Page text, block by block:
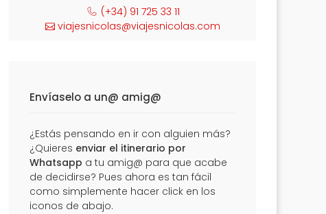
(+34) 91 725 33 11
viajesnicolas@viajesnicolas.com
Envíaselo a un@ amig@
¿Estás pensando en ir con alguien más?
¿Quieres enviar el itinerario por
Whatsapp a tu amig@ para que acabe
de decidirse? Pues ahora es tan fácil
como simplemente hacer click en los
iconos de abajo.